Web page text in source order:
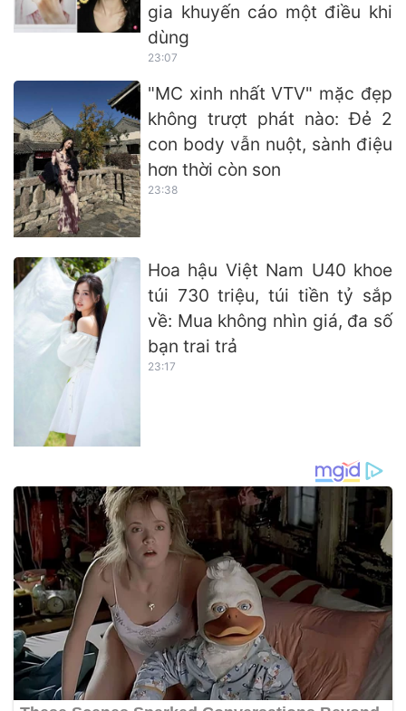
gia khuyến cáo một điều khi
dùng
23:07
"MC xinh nhất VTV" mặc đẹp
không trượt phát nào: Đẻ 2
con body vẫn nuột, sành điệu
hơn thời còn son
23:38
Hoa hậu Việt Nam U40 khoe
túi 730 triệu, túi tiền tỷ sắp
về: Mua không nhìn giá, đa số
bạn trai trả
23:17